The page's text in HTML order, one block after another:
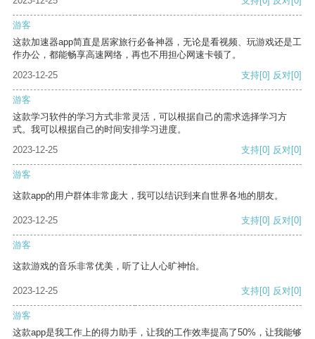
游客
这款加速器app简直是居家旅行必备神器，无论是看视频、玩游戏还是工
作办公，都能畅享高速网络，再也不用担心网速卡顿了。
2023-12-25
支持[0] 反对[0]
游客
这款学习软件的学习方式非常灵活，可以根据自己的需求选择学习方
式。我可以根据自己的时间安排学习进度。
2023-12-25
支持[0] 反对[0]
游客
这款app的用户群体非常庞大，我可以结识到来自世界各地的朋友。
2023-12-25 支持[0] 反对[0]
游客
这款游戏的音乐非常优美，听了让人心旷神怡。
2023-12-25 支持[0] 反对[0]
游客
这款app是我工作上的得力助手，让我的工作效率提高了50%，让我能够